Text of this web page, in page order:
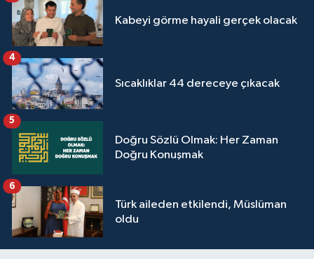
Kabeyi görme hayali gerçek olacak
Sıcaklıklar 44 dereceye çıkacak
4
Doğru Sözlü Olmak: Her Zaman
Doğru Konuşmak
5
Türk aileden etkilendi, Müslüman
oldu
6